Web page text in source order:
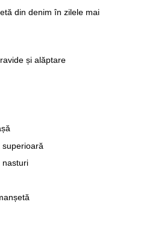
din denim în zilele mai
și alăptare
nasturi